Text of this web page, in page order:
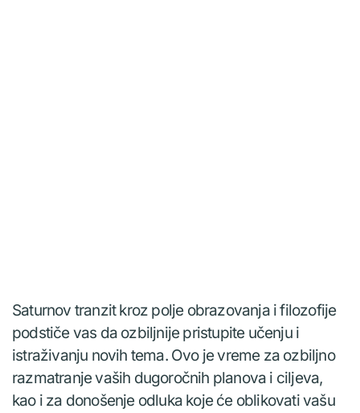
Saturnov tranzit kroz polje obrazovanja i filozofije
podstiče vas da ozbiljnije pristupite učenju i
istraživanju novih tema. Ovo je vreme za ozbiljno
razmatranje vaših dugoročnih planova i ciljeva,
kao i za donošenje odluka koje će oblikovati vašu